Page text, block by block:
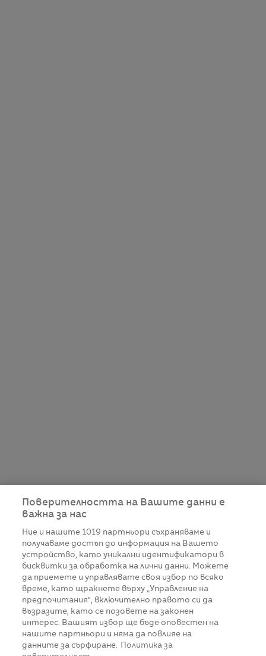
Поверителността на Вашите данни е
важна за нас
Ние и нашите 1019 партньори съхраняваме и
получаваме достъп до информация на Вашето
устройство, като уникални идентификатори в
бисквитки за обработка на лични данни. Можете
да приемете и управлявате своя избор по всяко
време, като щракнете върху „Управление на
предпочитания“, включително правото си да
възразите, като се позовете на законен
интерес. Вашият избор ще бъде оповестен на
нашите партньори и няма да повлияе на
данните за сърфиране.
Политика за